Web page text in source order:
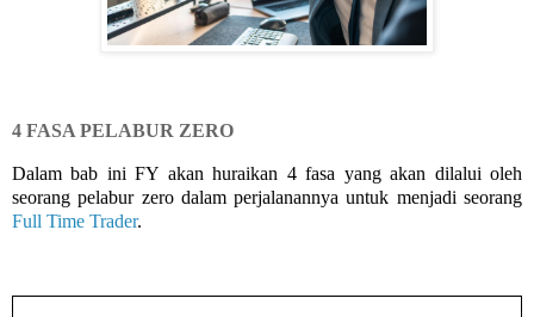
4 FASA PELABUR ZERO
Dalam bab ini FY akan huraikan 4 fasa yang akan dilalui oleh
seorang pelabur zero dalam perjalanannya untuk menjadi seorang
Full Time Trader.